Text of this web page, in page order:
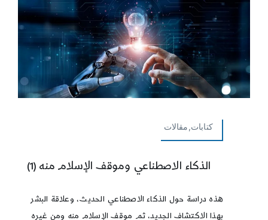
كتابات,مقالات
الذكاء الاصطناعي وموقف الإسلام منه (1)
هذه دراسة حول الذكاء الاصطناعي الحديث، وعلاقة البشر
بهذا الاكتشاف الجديد، ثم موقف الإسلام منه ومن غيره